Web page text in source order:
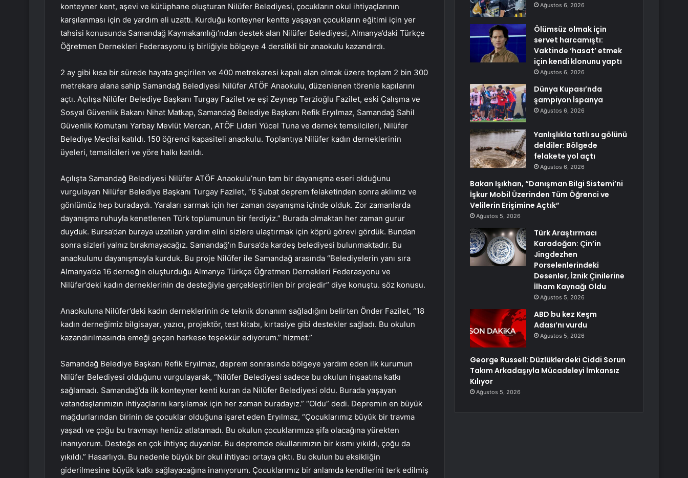
konteyner kent, aşevi ve kütüphane oluşturan Nilüfer Belediyesi, çocukların okul ihtiyaçlarının
karşılanması için de yardım eli uzattı. Kurduğu konteyner kentte yaşayan çocukların eğitimi için yer
tahsisi konusunda Samandağ Kaymakamlığı’ndan destek alan Nilüfer Belediyesi, Almanya’daki Türkçe
Öğretmen Dernekleri Federasyonu iş birliğiyle bölgeye 4 derslikli bir anaokulu kazandırdı.
2 ay gibi kısa bir sürede hayata geçirilen ve 400 metrekaresi kapalı alan olmak üzere toplam 2 bin 300
metrekare alana sahip Samandağ Belediyesi Nilüfer ATÖF Anaokulu, düzenlenen törenle kapılarını
açtı. Açılışa Nilüfer Belediye Başkanı Turgay Fazilet ve eşi Zeynep Terzioğlu Fazilet, eski Çalışma ve
Sosyal Güvenlik Bakanı Nihat Matkap, Samandağ Belediye Başkanı Refik Eryılmaz, Samandağ Sahil
Güvenlik Komutanı Yarbay Mevlüt Mercan, ATÖF Lideri Yücel Tuna ve dernek temsilcileri, Nilüfer
Belediye Meclisi katıldı. 150 öğrenci kapasiteli anaokulu. Toplantıya Nilüfer kadın derneklerinin
üyeleri, temsilcileri ve yöre halkı katıldı.
Açılışta Samandağ Belediyesi Nilüfer ATÖF Anaokulu’nun tam bir dayanışma eseri olduğunu
vurgulayan Nilüfer Belediye Başkanı Turgay Fazilet, “6 Şubat deprem felaketinden sonra aklımız ve
gönlümüz hep buradaydı. Yaraları sarmak için her zaman dayanışma içinde olduk. Zor zamanlarda
dayanışma ruhuyla kenetlenen Türk toplumunun bir ferdiyiz.” Burada olmaktan her zaman gurur
duyduk. Bursa’dan buraya uzatılan yardım elini sizlere ulaştırmak için köprü görevi gördük. Bundan
sonra sizleri yalnız bırakmayacağız. Samandağ’ın Bursa’da kardeş belediyesi bulunmaktadır. Bu
anaokulunu dayanışmayla kurduk. Bu proje Nilüfer ile Samandağ arasında “Belediyelerin yanı sıra
Almanya’da 16 derneğin oluşturduğu Almanya Türkçe Öğretmen Dernekleri Federasyonu ve
Nilüfer’deki kadın derneklerinin de desteğiyle gerçekleştirilen bir projedir” diye konuştu. söz konusu.
Anaokuluna Nilüfer’deki kadın derneklerinin de teknik donanım sağladığını belirten Önder Fazilet, “18
kadın derneğimiz bilgisayar, yazıcı, projektör, test kitabı, kırtasiye gibi destekler sağladı. Bu okulun
kazandırılmasında emeği geçen herkese teşekkür ediyorum.” hizmet.”
Samandağ Belediye Başkanı Refik Eryılmaz, deprem sonrasında bölgeye yardım eden ilk kurumun
Nilüfer Belediyesi olduğunu vurgulayarak, “Nilüfer Belediyesi sadece bu okulun inşaatına katkı
sağlamadı. Samandağ’da ilk konteyner kenti kuran da Nilüfer Belediyesi oldu. Burada yaşayan
vatandaşlarımızın ihtiyaçlarını karşılamak için her zaman buradayız.” “Oldu” dedi. Depremin en büyük
mağdurlarından birinin de çocuklar olduğuna işaret eden Eryılmaz, “Çocuklarımız büyük bir travma
yaşadı ve çoğu bu travmayı henüz atlatamadı. Bu okulun çocuklarımıza şifa olacağına yürekten
inanıyorum. Desteğe en çok ihtiyaç duyanlar. Bu depremde okullarımızın bir kısmı yıkıldı, çoğu da
yıkıldı.” Hasarlıydı. Bu nedenle büyük bir okul ihtiyacı ortaya çıktı. Bu okulun bu eksikliğin
giderilmesine büyük katkı sağlayacağına inanıyorum. Çocuklarımız bir anlamda kendilerini terk edilmiş
Ağustos 6, 2026
Ölümsüz olmak için
servet harcamıştı:
Vaktinde ‘hasat’ etmek
için kendi klonunu yaptı
Ağustos 6, 2026
Dünya Kupası’nda
şampiyon İspanya
Ağustos 6, 2026
Yanlışlıkla tatlı su gölünü
deldiler: Bölgede
felakete yol açtı
Ağustos 6, 2026
Bakan Işıkhan, “Danışman Bilgi Sistemi’ni
İşkur Mobil Üzerinden Tüm Öğrenci ve
Velilerin Erişimine Açtık”
Ağustos 5, 2026
Türk Araştırmacı
Karadoğan: Çin’in
Jingdezhen
Porselenlerindeki
Desenler, İznik Çinilerine
İlham Kaynağı Oldu
Ağustos 5, 2026
ABD bu kez Keşm
Adası’nı vurdu
Ağustos 5, 2026
George Russell: Düzlüklerdeki Ciddi Sorun
Takım Arkadaşıyla Mücadeleyi İmkansız
Kılıyor
Ağustos 5, 2026